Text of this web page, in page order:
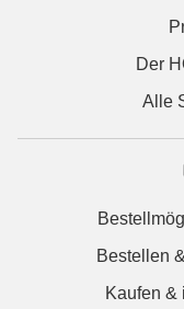
Der
Alle
Bestellen
Kaufen &